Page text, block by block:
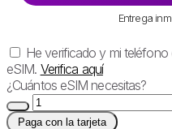
Entrega
He verificado y mi
eSIM. Verifica aquí
¿Cuántos eSIM necesitas?
Paga con la tarjeta